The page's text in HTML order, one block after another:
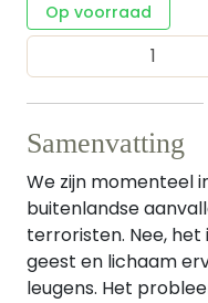
Op voorraad
Samenvatting
We zijn momenteel
buitenlandse
terroristen. Nee, het
geest en lichaam
leugens. Het